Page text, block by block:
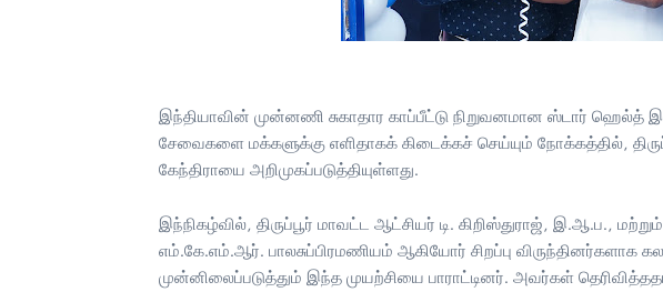
இந்தியாவின் முன்னணி சுகாதார காப்பீட்டு நிறுவனமான ஸ்டார் ஹெல்த்
சேவைகளை மக்களுக்கு எளிதாகக் கிடைக்கச் செய்யும் நோக்கத்தில்,
கேந்திராயை அறிமுகப்படுத்தியுள்ளது.
இந்நிகழ்வில், திருப்பூர் மாவட்ட ஆட்சியர் டி. கிறிஸ்துராஜ், இ.ஆ.ப.,
எம்.கே.எம்.ஆர். பாலசுப்பிரமணியம் ஆகியோர் சிறப்பு
முன்னிலைப்படுத்தும் இந்த முயற்சியை பாராட்டினர். அவர்கள்